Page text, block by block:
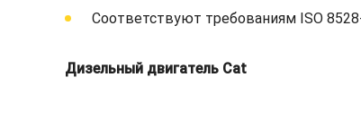
Соответствуют требованиям ISO
Дизельный двигатель Cat